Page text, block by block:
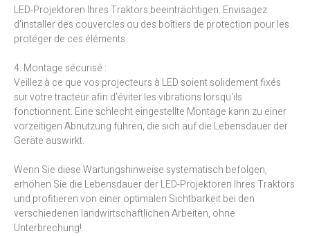
LED-Projektoren Ihres Traktors beeinträchtigen. Envisagez
d'installer des couvercles ou des boîtiers de protection pour les
protéger de ces éléments.
4. Montage sécurisé :
Veillez à ce que vos projecteurs à LED soient solidement fixés
sur votre tracteur afin d'éviter les vibrations lorsqu'ils
fonctionnent. Eine schlecht eingestellte Montage kann zu einer
vorzeitigen Abnutzung führen, die sich auf die Lebensdauer der
Geräte auswirkt.
Wenn Sie diese Wartungshinweise systematisch befolgen,
erhöhen Sie die Lebensdauer der LED-Projektoren Ihres Traktors
und profitieren von einer optimalen Sichtbarkeit bei den
verschiedenen landwirtschaftlichen Arbeiten, ohne
Unterbrechung!